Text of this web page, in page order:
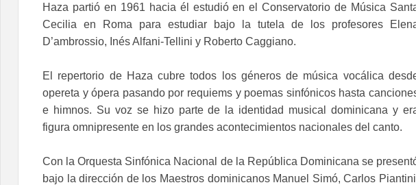
Haza partió en 1961 hacia él estudió en el Conservatorio de Música
Cecilia en Roma para estudiar bajo la tutela de los profesores
D’ambrossio, Inés Alfani-Tellini y Roberto Caggiano.
El repertorio de Haza cubre todos los géneros de música vocálica
opereta y ópera pasando por requiems y poemas sinfónicos hasta
e himnos. Su voz se hizo parte de la identidad musical dominicana y
figura omnipresente en los grandes acontecimientos nacionales del canto.
Con la Orquesta Sinfónica Nacional de la República Dominicana se
bajo la dirección de los Maestros dominicanos Manuel Simó, Carlos